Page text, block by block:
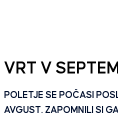
VRT V
POLETJE SE POČASI
AVGUST. ZAPOMNILI SI